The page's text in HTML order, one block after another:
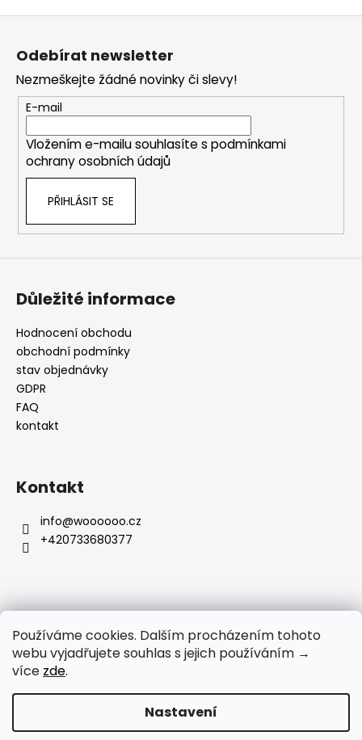
Používáme cookies. Dalším procházením tohoto
webu vyjadřujete souhlas s jejich používáním →
více zde.
Nastavení
UPOZORNÉNÍ PRO ZÁKAZNÍKY: Čerpání dovolené od 3. 8. do 9.
8. 2026. E-Shop zůstává otevřený a i nadále můžete
Z
Odebírat newsletter
Nezmeškejte žádné novinky či slevy!
E-mail
Vložením e-mailu souhlasíte s podmínkami
ochrany osobních údajů
PŘIHLÁSIT SE
Důležité informace
Hodnocení obchodu
obchodní podmínky
stav objednávky
GDPR
FAQ
kontakt
Kontakt
info@woooooo.cz
+420733680377
Přijímáme online platby